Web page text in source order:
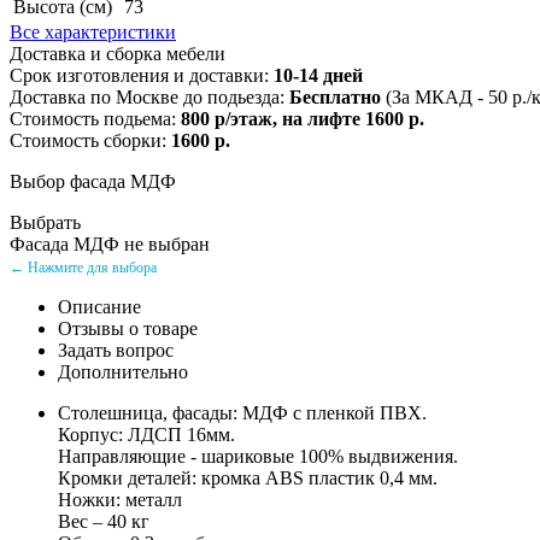
Высота (см)
73
Все характеристики
Доставка и сборка мебели
Срок изготовления и доставки: 10-14 дней
Доставка по Москве до подьезда: Бесплатно (За МКАД - 50 р./
Стоимость подьема: 800 р/этаж, на лифте 1600 р.
Стоимость сборки: 1600 р.
Выбор фасада МДФ
Выбрать
Фасада МДФ не выбран
← Нажмите для выбора
Описание
Отзывы о товаре
Задать вопрос
Дополнительно
Столешница, фасады: МДФ с пленкой ПВХ.
Корпус: ЛДСП 16мм.
Направляющие - шариковые 100% выдвижения.
Кромки деталей: кромка ABS пластик 0,4 мм.
Ножки: металл
Вес – 40 кг